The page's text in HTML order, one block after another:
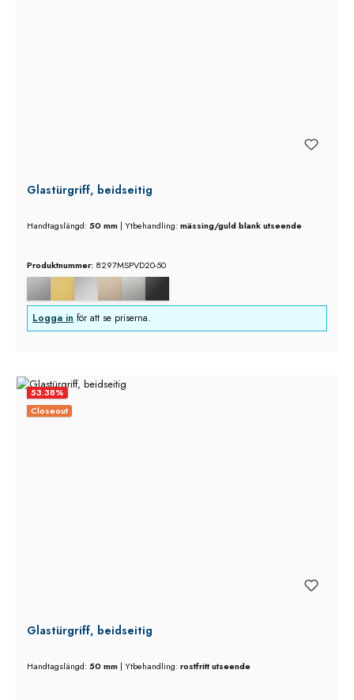
Glastürgriff, beidseitig
Handtagslängd:50 mm | Ytbehandling:mässing/guld blank utseende
Produktnummer: 8297MSPVD20-50
Logga in för att se priserna.
53.38%
Closeout
Glastürgriff, beidseitig
Handtagslängd:50 mm | Ytbehandling:rostfritt utseende